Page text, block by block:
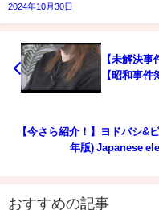
2024年10月30日
【未解決
【昭和事件
【今さら紹介！】ヨドバシ&
年版) Japanese
おすすめの記事